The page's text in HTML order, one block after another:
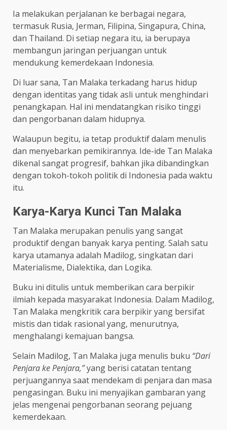
Ia melakukan perjalanan ke berbagai negara,
termasuk Rusia, Jerman, Filipina, Singapura, China,
dan Thailand. Di setiap negara itu, ia berupaya
membangun jaringan perjuangan untuk
mendukung kemerdekaan Indonesia.
Di luar sana, Tan Malaka terkadang harus hidup
dengan identitas yang tidak asli untuk menghindari
penangkapan. Hal ini mendatangkan risiko tinggi
dan pengorbanan dalam hidupnya.
Walaupun begitu, ia tetap produktif dalam menulis
dan menyebarkan pemikirannya. Ide-ide Tan Malaka
dikenal sangat progresif, bahkan jika dibandingkan
dengan tokoh-tokoh politik di Indonesia pada waktu
itu.
Karya-Karya Kunci Tan Malaka
Tan Malaka merupakan penulis yang sangat
produktif dengan banyak karya penting. Salah satu
karya utamanya adalah Madilog, singkatan dari
Materialisme, Dialektika, dan Logika.
Buku ini ditulis untuk memberikan cara berpikir
ilmiah kepada masyarakat Indonesia. Dalam Madilog,
Tan Malaka mengkritik cara berpikir yang bersifat
mistis dan tidak rasional yang, menurutnya,
menghalangi kemajuan bangsa.
Selain Madilog, Tan Malaka juga menulis buku “Dari
Penjara ke Penjara,”yang berisi catatan tentang
perjuangannya saat mendekam di penjara dan masa
pengasingan. Buku ini menyajikan gambaran yang
jelas mengenai pengorbanan seorang pejuang
kemerdekaan.